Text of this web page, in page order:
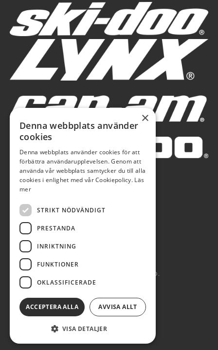
AUTOBLÅ AB 2026. ALL RIGHTS RESERVED.
POWERED BY EMPORI CMS
×
Denna webbplats använder
cookies
Denna webbplats använder cookies för att
förbättra användarupplevelsen. Genom att
använda vår webbplats samtycker du till alla
cookies i enlighet med vår Cookiepolicy. Läs
mer
STRIKT NÖDVÄNDIGT
PRESTANDA
INRIKTNING
FUNKTIONER
OKLASSIFICERADE
ACCEPTERA ALLA AVVISA ALLT
VISA DETALJER